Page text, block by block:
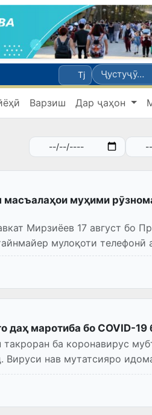
Tj
Варзиш Дар ҷаҳон
масъалаҳои муҳими
Мирзиёев 17 август бо
мулоқоти телефонӣ
даҳ маротиба бо COVID-
ба коронавирус
Вируси нав мутатсияро